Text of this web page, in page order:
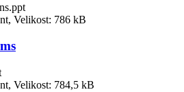
Velikost: 786 kB
Velikost: 784,5 kB